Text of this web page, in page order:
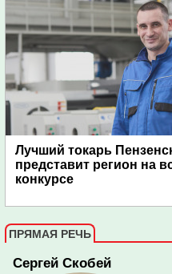
Лучший токарь
представит регион на
конкурсе
ПРЯМАЯ РЕЧЬ
Сергей Скобей